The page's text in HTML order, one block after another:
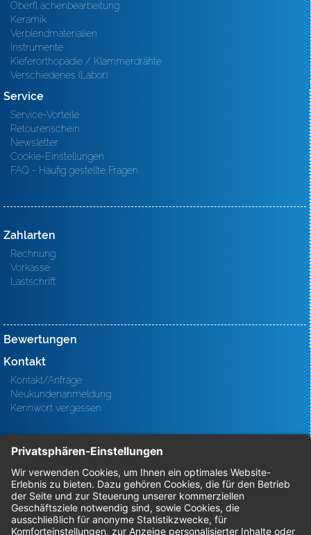
Oberfl ächenbearbeitung
Keramik
Verblendmaterialien
Instrumente
Kieferorthopädie / Klammerdrähte
Verschiedenes (Labor)
Service
Service-Vorteile
Retourenschein
Newsletter
Cookie-Einstellungen
FAQ - Häufig gestellte Fragen
Zahlarten
Rechnung
Vorkasse
Lastschrift
Bewertungen
Kontakt
Kontakt/Anfrage
Neukundenanmeldung
Kennwort vergessen
Bestellungen
Sendung verfolgen